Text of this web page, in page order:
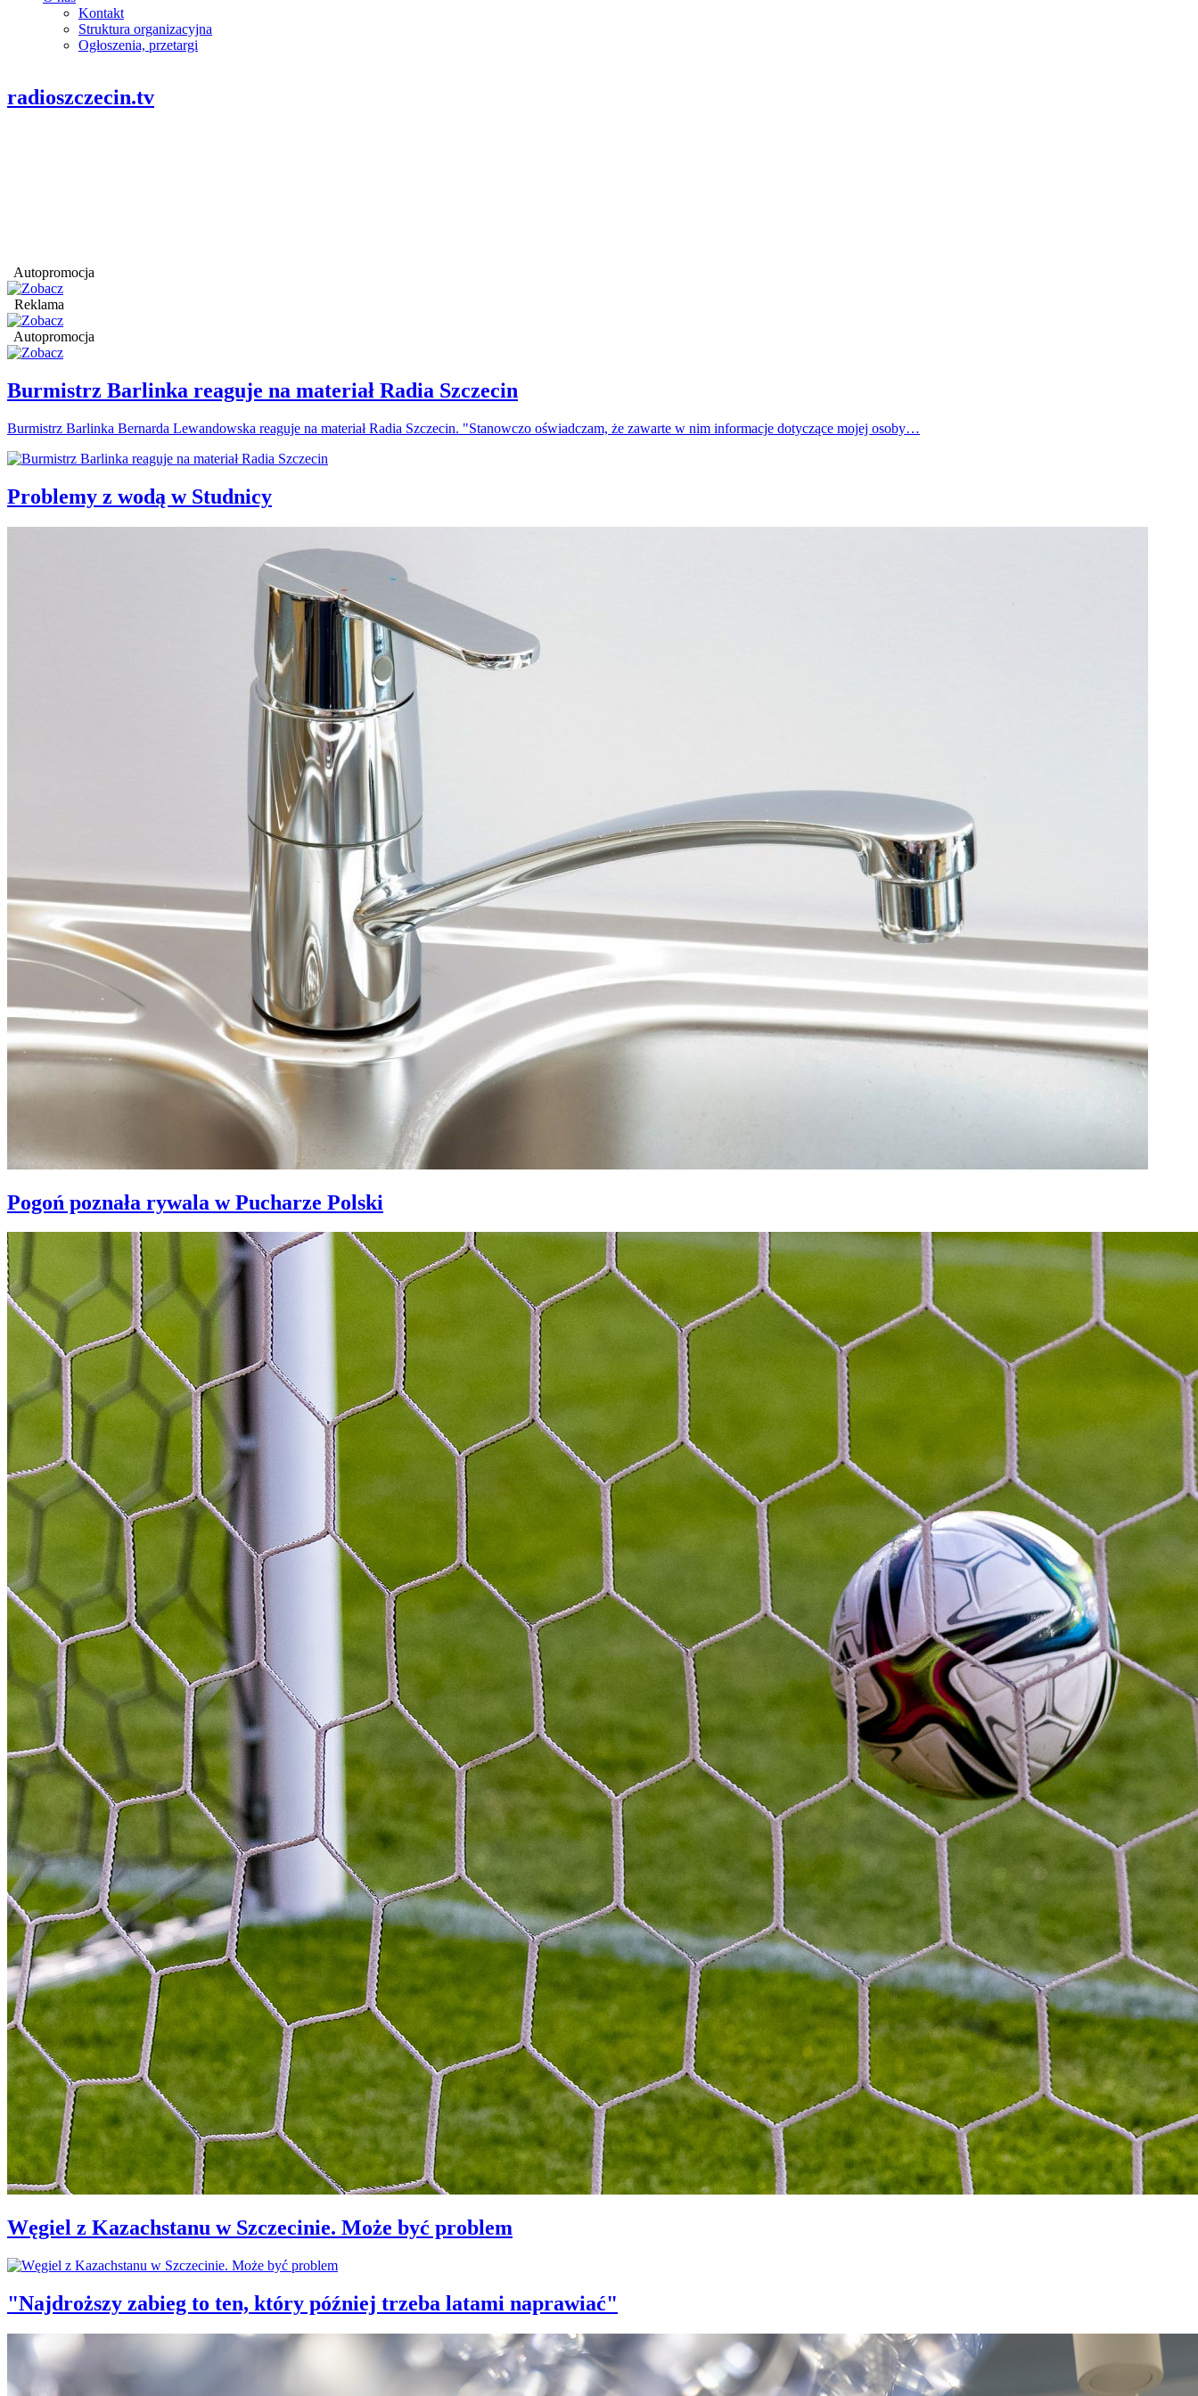
Kontakt
Struktura organizacyjna
Ogłoszenia, przetargi
radioszczecin.tv
Autopromocja
Reklama
Autopromocja
Burmistrz Barlinka reaguje na materiał Radia Szczecin
Burmistrz Barlinka Bernarda Lewandowska reaguje na materiał Radia Szczecin. "Stanowczo oświadczam, że zawarte w nim informacje dotyczące mojej osoby…
Problemy z wodą w Studnicy
Pogoń poznała rywala w Pucharze Polski
Węgiel z Kazachstanu w Szczecinie. Może być problem
"Najdroższy zabieg to ten, który później trzeba latami naprawiać"